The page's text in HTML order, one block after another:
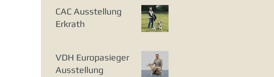
CAC Ausstellung
Erkrath
VDH Europasieger
Ausstellung